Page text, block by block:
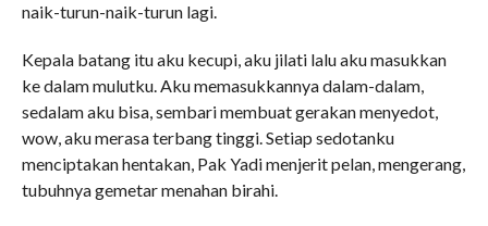
naik-turun-naik-turun lagi.
Kepala batang itu aku kecupi, aku jilati lalu aku masukkan
ke dalam mulutku. Aku memasukkannya dalam-dalam,
sedalam aku bisa, sembari membuat gerakan menyedot,
wow, aku merasa terbang tinggi. Setiap sedotanku
menciptakan hentakan, Pak Yadi menjerit pelan, mengerang,
tubuhnya gemetar menahan birahi.